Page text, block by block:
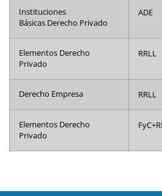
Instituciones
Básicas Derecho Privado
ADE
Elementos Derecho
Privado
RRLL
Derecho Empresa RRLL
Elementos Derecho
Privado